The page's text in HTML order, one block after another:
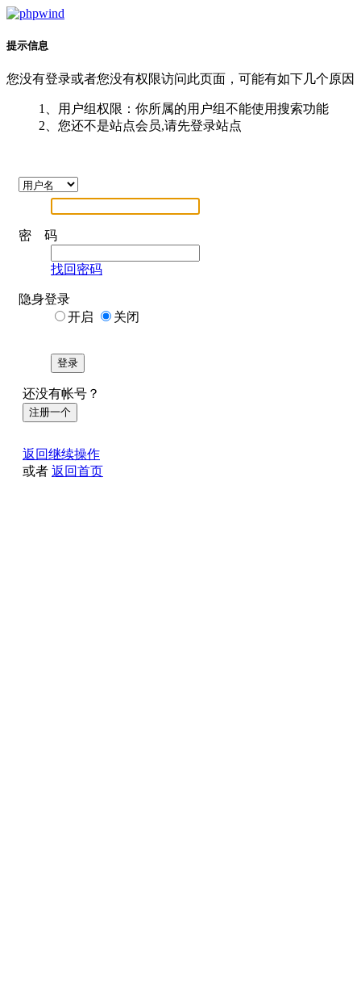
提示信息
您没有登录或者您没有权限访问此页面，可能有如下几个原因
1、用户组权限：你所属的用户组不能使用搜索功能
2、您还不是站点会员,请先登录站点
密 码
找回密码
隐身登录
开启
关闭
登录
还没有帐号？
注册一个
返回继续操作
或者 返回首页